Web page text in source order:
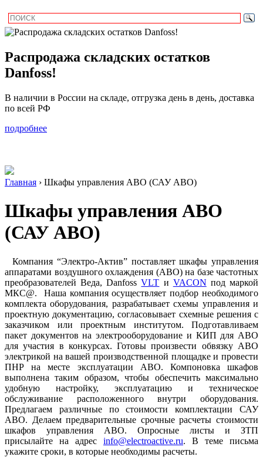
Распродажа складских остатков
Danfoss!
В наличии в России на складе, отгрузка день в день, доставка
по всей РФ
подробнее
Главная › Шкафы управления АВО (САУ АВО)
Шкафы управления АВО
(САУ АВО)
Компания “Электро-Актив” поставляет шкафы управления
аппаратами воздушного охлаждения (АВО) на базе частотных
преобразователей Веда, DanfossVLT и VACON под маркой
МКС@. Наша компания осуществляет подбор необходимого
комплекта оборудования, разрабатывает схемы управления и
проектную документацию, согласовывает схемные решения с
заказчиком или проектным институтом. Подготавливаем
пакет документов на электрооборудование и КИП для АВО
для участия в конкурсах. Готовы произвести обвязку АВО
электрикой на вашей производственной площадке и провести
ПНР на месте эксплуатации АВО. Компоновка шкафов
выполнена таким образом, чтобы обеспечить максимально
удобную настройку, эксплуатацию и техническое
обслуживание расположенного внутри оборудования.
Предлагаем различные по стоимости комплектации САУ
АВО. Делаем предварительные срочные расчеты стоимости
шкафов управления АВО. Опросные листы и ЗТП
присылайте на адрес info@electroactive.ru. В теме письма
укажите сроки, в которые необходимы расчеты.